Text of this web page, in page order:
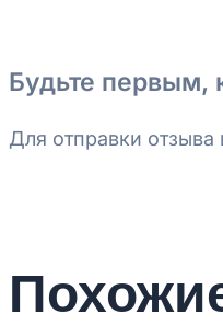
Будьте первым,
Для отправки